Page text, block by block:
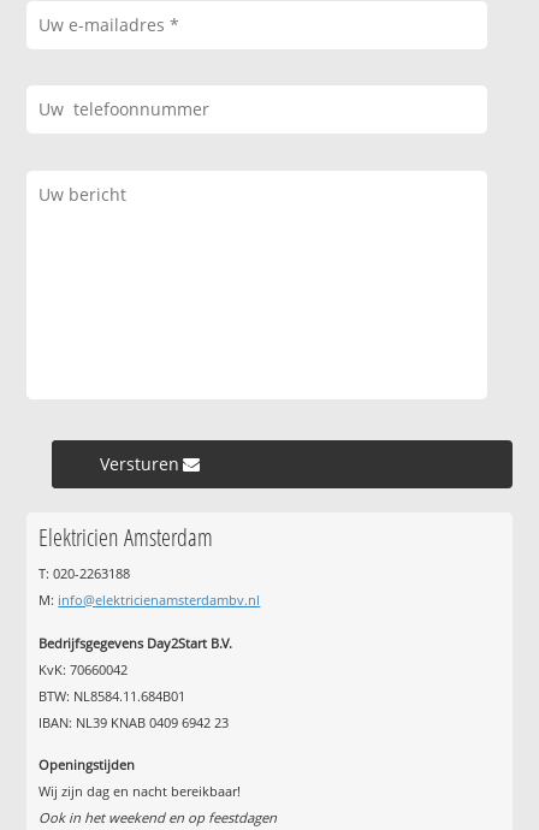
Versturen »
Elektricien Amsterdam
T: 020-2263188
M: info@elektricienamsterdambv.nl
Bedrijfsgegevens Day2Start B.V.
KvK: 70660042
BTW: NL8584.11.684B01
IBAN: NL39 KNAB 0409 6942 23
Openingstijden
Wij zijn dag en nacht bereikbaar!
Ook in het weekend en op feestdagen